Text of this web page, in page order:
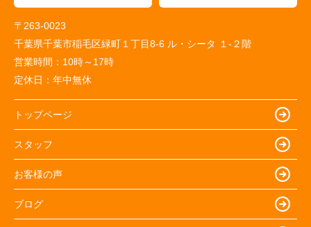
〒263-0023
千葉県千葉市稲毛区緑町１丁目8-6 ル・シータ １-２階
営業時間： 10時～17時
定休日： 年中無休
トップページ
スタッフ
お客様の声
ブログ